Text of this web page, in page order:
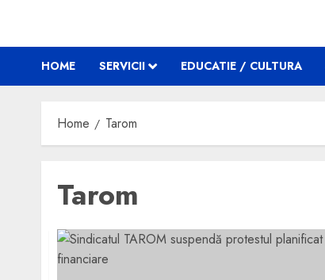
HOME SERVICII EDUCATIE / CULTURA
Home Tarom
Tarom